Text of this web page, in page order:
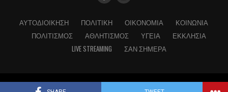
ΑΥΤΟΔΙΟΊΚΗΣΗ ΠΟΛΙΤΙΚΉ ΟΙΚΟΝΟΜΊΑ
ΚΟΙΝΩΝΊΑ
ΠΟΛΙΤΙΣΜΌΣ
ΑΘΛΗΤΙΣΜΌΣ ΥΓΕΊΑ
ΕΚΚΛΗΣΊΑ
LIVE STREAMING
ΣΑΝ ΣΉΜΕΡΑ